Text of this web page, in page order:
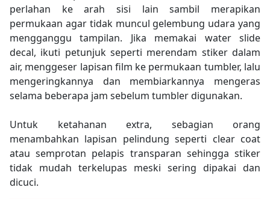
perlahan ke arah sisi lain sambil merapikan
permukaan agar tidak muncul gelembung udara yang
mengganggu tampilan. Jika memakai water slide
decal, ikuti petunjuk seperti merendam stiker dalam
air, menggeser lapisan film ke permukaan tumbler, lalu
mengeringkannya dan membiarkannya mengeras
selama beberapa jam sebelum tumbler digunakan.
Untuk ketahanan extra, sebagian orang
menambahkan lapisan pelindung seperti clear coat
atau semprotan pelapis transparan sehingga stiker
tidak mudah terkelupas meski sering dipakai dan
dicuci.